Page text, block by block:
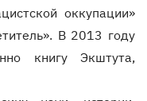
оккупации»
В 2013 году
книгу Экштута,